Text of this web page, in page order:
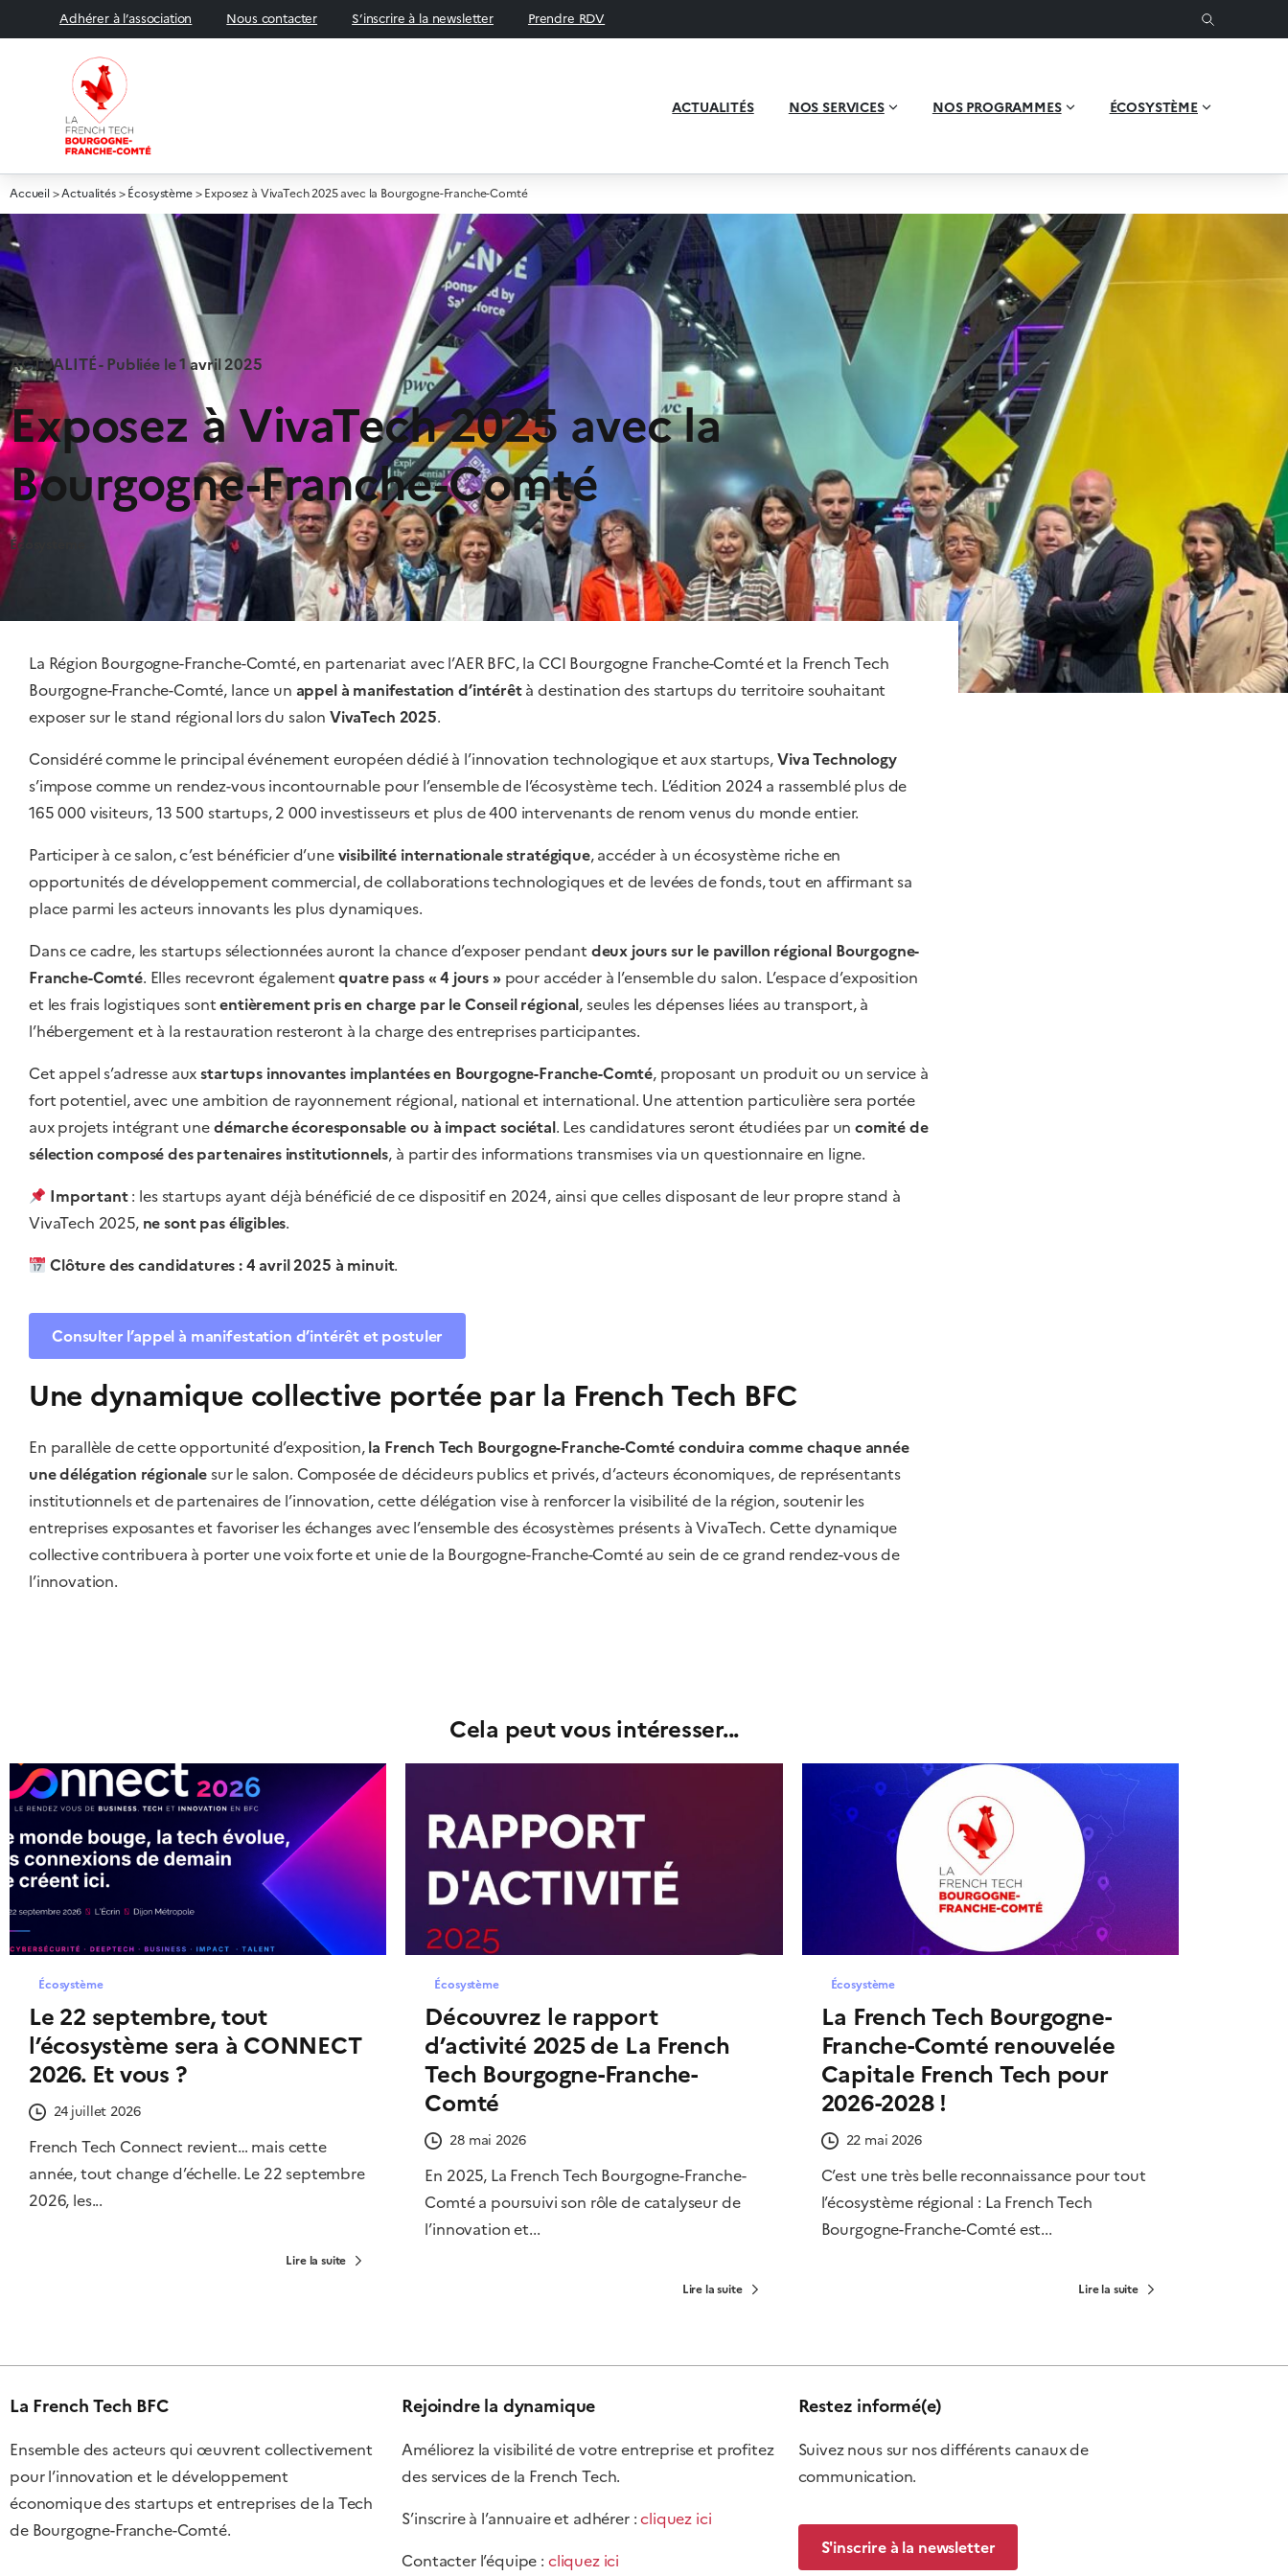
Adhérer à l’association Nous contacter S’inscrire à la newsletter Prendre RDV
ACTUALITÉS NOS SERVICES NOS PROGRAMMES ÉCOSYSTÈME
Accueil >Actualités>Écosystème>Exposez à VivaTech 2025 avec la Bourgogne-Franche-Comté
ACTUALITÉ - Publiée le1 avril 2025
Exposez à VivaTech 2025 avec la
Bourgogne-Franche-Comté
Écosystème
La Région Bourgogne-Franche-Comté, en partenariat avec l’AER BFC, la CCI Bourgogne Franche-Comté et la French Tech
Bourgogne-Franche-Comté, lance un appel à manifestation d’intérêtà destination des startups du territoire souhaitant
exposer sur le stand régional lors du salon VivaTech 2025.
Considéré comme le principal événement européen dédié à l’innovation technologique et aux startups,Viva Technology
s’impose comme un rendez-vous incontournable pour l’ensemble de l’écosystème tech. L’édition 2024 a rassemblé plus de
165 000 visiteurs, 13 500 startups, 2 000 investisseurs et plus de 400 intervenants de renom venus du monde entier.
Participer à ce salon, c’est bénéficier d’unevisibilité internationale stratégique, accéder à un écosystème riche en
opportunités de développement commercial, de collaborations technologiques et de levées de fonds, tout en affirmant sa
place parmi les acteurs innovants les plus dynamiques.
Dans ce cadre, les startups sélectionnées auront la chance d’exposer pendant deux jours sur le pavillon régional Bourgogne-
Franche-Comté. Elles recevront égalementquatre pass « 4 jours »pour accéder à l’ensemble du salon. L’espace d’exposition
et les frais logistiques sontentièrement pris en charge par le Conseil régional, seules les dépenses liées au transport, à
l’hébergement et à la restauration resteront à la charge des entreprises participantes.
Cet appel s’adresse auxstartups innovantes implantées en Bourgogne-Franche-Comté, proposant un produit ou un service à
fort potentiel, avec une ambition de rayonnement régional, national et international. Une attention particulière sera portée
aux projets intégrant unedémarche écoresponsable ou à impact sociétal. Les candidatures seront étudiées par uncomité de
sélection composé des partenaires institutionnels, à partir des informations transmises via un questionnaire en ligne.
Important: les startups ayant déjà bénéficié de ce dispositif en 2024, ainsi que celles disposant de leur propre stand à
VivaTech 2025, ne sont pas éligibles.
Clôture des candidatures : 4 avril 2025 à minuit.
Consulter l’appel à manifestation d’intérêt et postuler
Une dynamique collective portée par la French Tech BFC
En parallèle de cette opportunité d’exposition,la French Tech Bourgogne-Franche-Comté conduira comme chaque année
une délégation régionalesur le salon. Composée de décideurs publics et privés, d’acteurs économiques, de représentants
institutionnels et de partenaires de l’innovation, cette délégation vise à renforcer la visibilité de la région, soutenir les
entreprises exposantes et favoriser les échanges avec l’ensemble des écosystèmes présents à VivaTech. Cette dynamique
collective contribuera à porter une voix forte et unie de la Bourgogne-Franche-Comté au sein de ce grand rendez-vous de
l’innovation.
Cela peut vous intéresser...
Écosystème
Le 22 septembre, tout
l’écosystème sera à CONNECT
2026. Et vous ?
24 juillet 2026
French Tech Connect revient… mais cette
année, tout change d’échelle. Le 22 septembre
2026, les...
Lire la suite
Écosystème
Découvrez le rapport
d’activité 2025 de La French
Tech Bourgogne-Franche-
Comté
28 mai 2026
En 2025, La French Tech Bourgogne-Franche-
Comté a poursuivi son rôle de catalyseur de
l’innovation et...
Lire la suite
Écosystème
La French Tech Bourgogne-
Franche-Comté renouvelée
Capitale French Tech pour
2026-2028 !
22 mai 2026
C’est une très belle reconnaissance pour tout
l’écosystème régional : La French Tech
Bourgogne-Franche-Comté est...
Lire la suite
La French Tech BFC
Ensemble des acteurs qui œuvrent collectivement
pour l’innovation et le développement
économique des startups et entreprises de la Tech
de Bourgogne-Franche-Comté.
Rejoindre la dynamique
Améliorez la visibilité de votre entreprise et profitez
des services de la French Tech.
S’inscrire à l’annuaire et adhérer :cliquez ici
Contacter l’équipe : cliquez ici
Restez informé(e)
Suivez nous sur nos différents canaux de
communication.
S'inscrire à la newsletter